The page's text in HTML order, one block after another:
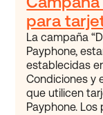
para
La campaña
Payphone,
establecidas
Condiciones y
que utilicen
Payphone.